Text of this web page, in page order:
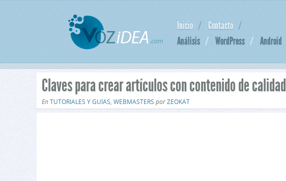
Inicio
Contacto
Análisis
WordPress Android
Claves para crear artículos con contenido de calidad
EnTUTORIALES Y GUÍAS, WEBMASTERS porZEOKAT